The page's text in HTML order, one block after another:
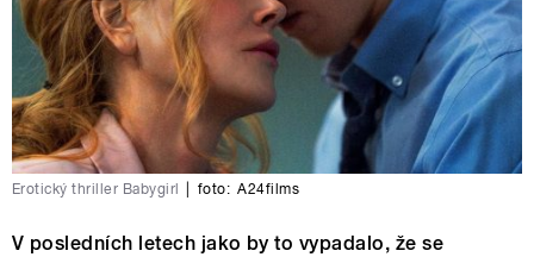
Erotický thriller Babygirl foto: A24films
V posledních letech jako by to vypadalo, že se